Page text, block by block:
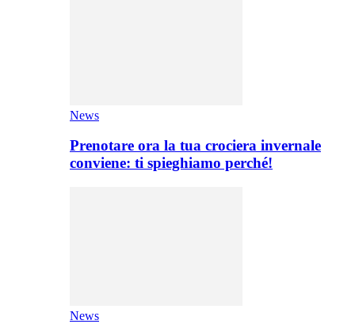
News
Prenotare ora la tua crociera invernale
conviene: ti spieghiamo perché!
News